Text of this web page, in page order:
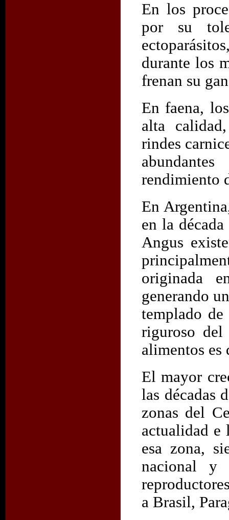
En los
por su
durante los
frenan su
En faena,
alta
rindes
rendimiento
En
en la
Angus
originada
generando
templado
riguroso
alimentos es
El mayor
las décadas
zonas del
actualidad e
esa zona,
nacional y
a Brasil,